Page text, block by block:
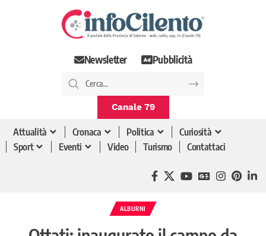
Newsletter Pubblicità
Canale 79
Attualità Cronaca Politica
Curiosità
Sport
Eventi Video Turismo Contattaci
ALBURNI